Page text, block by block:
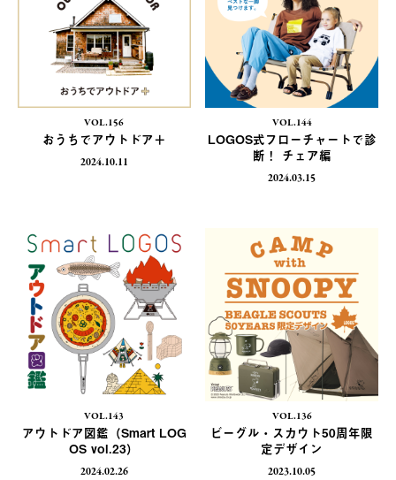
VOL.156
おうちでアウトドア＋
2024.10.11
VOL.144
LOGOS式フローチャートで診
断！ チェア編
2024.03.15
VOL.143
アウトドア図鑑（Smart LOG
OS vol.23）
2024.02.26
VOL.136
ビーグル・スカウト50周年限
定デザイン
2023.10.05